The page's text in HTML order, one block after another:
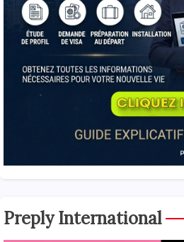
Preply International